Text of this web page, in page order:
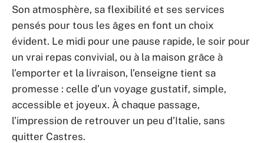
Son atmosphère, sa flexibilité et ses services
pensés pour tous les âges en font un choix
évident. Le midi pour une pause rapide, le soir pour
un vrai repas convivial, ou à la maison grâce à
l’emporter et la livraison, l’enseigne tient sa
promesse : celle d’un voyage gustatif, simple,
accessible et joyeux. À chaque passage,
l’impression de retrouver un peu d’Italie, sans
quitter Castres.